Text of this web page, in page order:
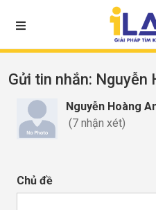
Gửi tin nhắn: Nguyễn
Nguyễn Hoàng
(7 nhận xét)
Chủ đề